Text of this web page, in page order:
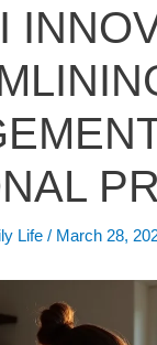
Life / March 28,